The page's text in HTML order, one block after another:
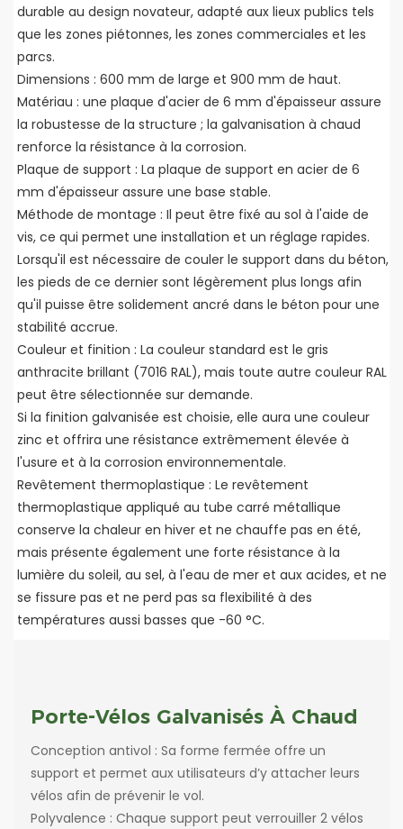
durable au design novateur, adapté aux lieux publics tels
que les zones piétonnes, les zones commerciales et les
parcs.
Dimensions : 600 mm de large et 900 mm de haut.
Matériau : une plaque d'acier de 6 mm d'épaisseur assure
la robustesse de la structure ; la galvanisation à chaud
renforce la résistance à la corrosion.
Plaque de support : La plaque de support en acier de 6
mm d'épaisseur assure une base stable.
Méthode de montage : Il peut être fixé au sol à l'aide de
vis, ce qui permet une installation et un réglage rapides.
Lorsqu'il est nécessaire de couler le support dans du béton,
les pieds de ce dernier sont légèrement plus longs afin
qu'il puisse être solidement ancré dans le béton pour une
stabilité accrue.
Couleur et finition : La couleur standard est le gris
anthracite brillant (7016 RAL), mais toute autre couleur RAL
peut être sélectionnée sur demande.
Si la finition galvanisée est choisie, elle aura une couleur
zinc et offrira une résistance extrêmement élevée à
l'usure et à la corrosion environnementale.
Revêtement thermoplastique : Le revêtement
thermoplastique appliqué au tube carré métallique
conserve la chaleur en hiver et ne chauffe pas en été,
mais présente également une forte résistance à la
lumière du soleil, au sel, à l'eau de mer et aux acides, et ne
se fissure pas et ne perd pas sa flexibilité à des
températures aussi basses que -60 °C.
Porte-Vélos Galvanisés À Chaud
Conception antivol : Sa forme fermée offre un
support et permet aux utilisateurs d’y attacher leurs
vélos afin de prévenir le vol.
Polyvalence : Chaque support peut verrouiller 2 vélos